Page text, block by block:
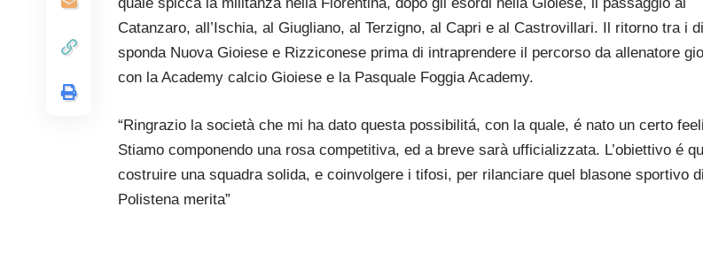
Catanzaro, all’Ischia, al Giugliano, al Terzigno, al Capri e al Castrovillari. Il ritorno tra i
sponda Nuova Gioiese e Rizziconese prima di intraprendere il percorso da allenatore
con la Academy calcio Gioiese e la Pasquale Foggia Academy.
“Ringrazio la società che mi ha dato questa possibilitá, con la quale, é nato un certo
Stiamo componendo una rosa competitiva, ed a breve sarà ufficializzata. L’obiettivo é
costruire una squadra solida, e coinvolgere i tifosi, per rilanciare quel blasone sportivo
Polistena merita”